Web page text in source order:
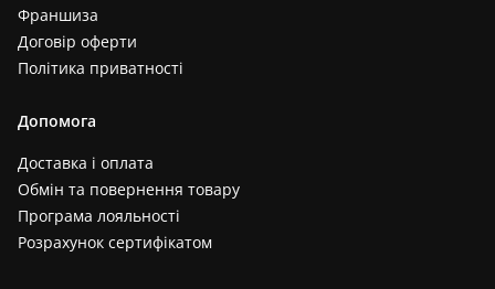
Франшиза
Договір оферти
Політика приватності
Допомога
Доставка і оплата
Обмін та повернення товару
Програма лояльності
Розрахунок сертифікатом